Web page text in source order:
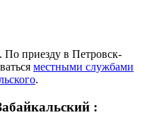
. По приезду в Петровск-
местными службами
.
: